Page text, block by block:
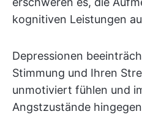
kognitiven Leistungen
Depressionen
Stimmung und Ihren
unmotiviert fühlen und
Angstzustände